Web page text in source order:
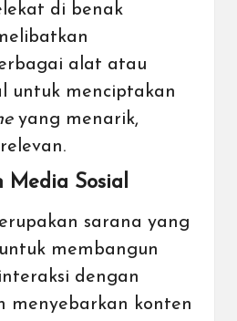
di benak
alat atau
untuk menciptakan
yang menarik,
Media Sosial
sarana yang
membangun
dengan
menyebarkan konten